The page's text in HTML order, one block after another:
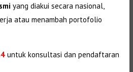
yang diakui secara nasional,
atau menambah portofolio
untuk konsultasi dan pendaftaran